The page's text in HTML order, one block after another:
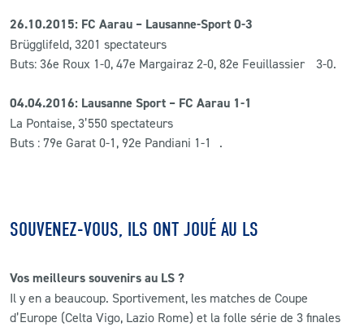
26.10.2015: FC Aarau – Lausanne-Sport 0-3
Brügglifeld, 3201 spectateurs
Buts: 36e Roux 1-0, 47e Margairaz 2-0, 82e Feuillassier 3-0.
04.04.2016: Lausanne Sport – FC Aarau 1-1
La Pontaise, 3’550 spectateurs
Buts : 79e Garat 0-1, 92e Pandiani 1-1 .
SOUVENEZ-VOUS, ILS ONT JOUÉ AU LS
Vos meilleurs souvenirs au LS ?
Il y en a beaucoup. Sportivement, les matches de Coupe
d’Europe (Celta Vigo, Lazio Rome) et la folle série de 3 finales